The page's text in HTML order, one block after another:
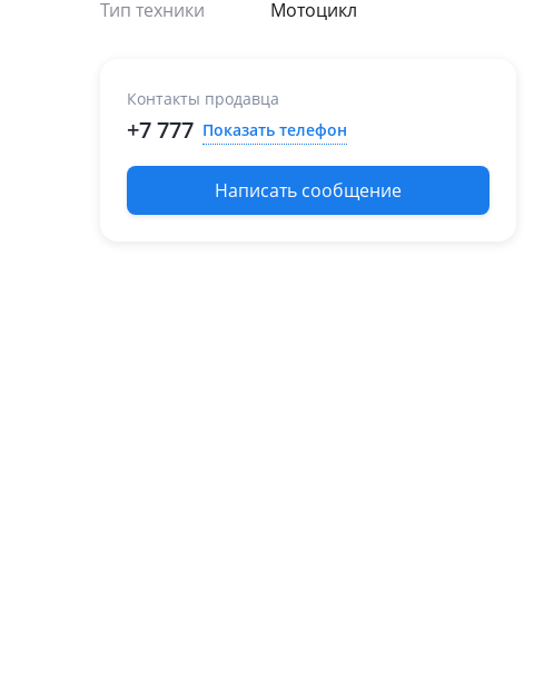
Тип техники
Мотоцикл
Контакты продавца
+7 777 Показать телефон
Написать сообщение